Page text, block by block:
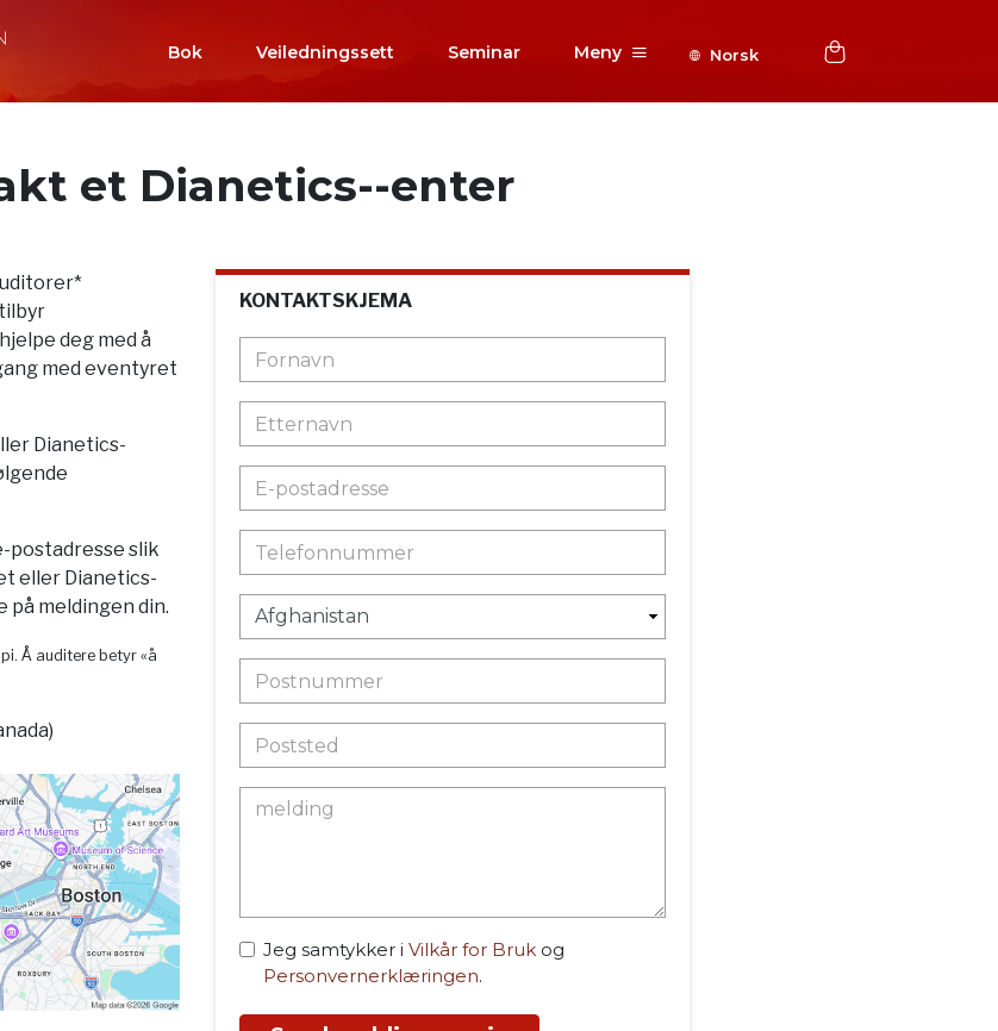
Bok Veiledningssett Seminar Meny Norsk
et Dianetics--enter
deg med å
med eventyret
Dianetics-
postadresse slik
eller Dianetics-
meldingen din.
Å auditere betyr «å
KONTAKTSKJEMA
Jeg samtykker i Vilkår for Bruk og
Personvernerklæringen.